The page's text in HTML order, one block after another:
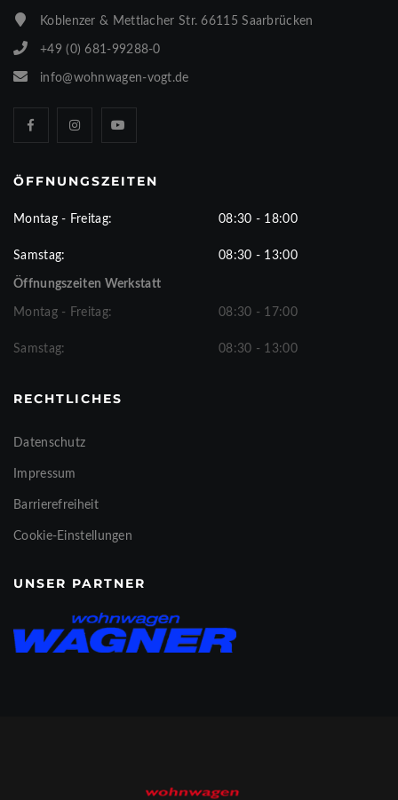
Koblenzer & Mettlacher Str. 66115 Saarbrücken
+49 (0) 681-99288-0
info@wohnwagen-vogt.de
ÖFFNUNGSZEITEN
Montag - Freitag: 08:30 - 18:00
Samstag: 08:30 - 13:00
Öffnungszeiten Werkstatt
Montag - Freitag: 08:30 - 17:00
Samstag: 08:30 - 13:00
RECHTLICHES
Datenschutz
Impressum
Barrierefreiheit
Cookie-Einstellungen
UNSER PARTNER